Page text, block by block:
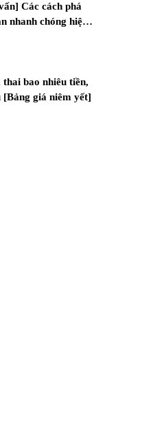
Các cách phá
nhanh chóng hiện
thai bao nhiêu tiền,
[Bảng giá niêm yết]